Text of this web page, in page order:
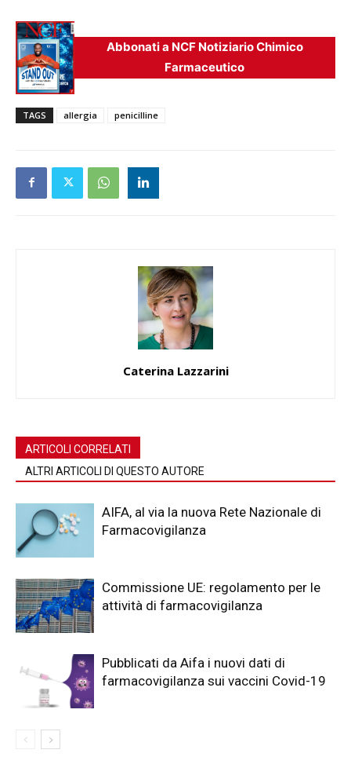
Abbonati a NCF Notiziario Chimico
Farmaceutico
TAGS allergia penicilline
Caterina Lazzarini
ARTICOLI CORRELATI
ALTRI ARTICOLI DI QUESTO AUTORE
AIFA, al via la nuova Rete Nazionale di
Farmacovigilanza
Commissione UE: regolamento per le
attività di farmacovigilanza
Pubblicati da Aifa i nuovi dati di
farmacovigilanza sui vaccini Covid-19